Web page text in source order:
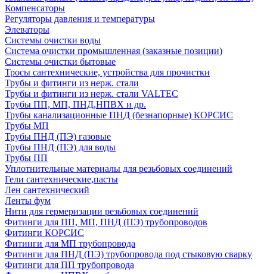
Компенсаторы
Регуляторы давления и температуры
Элеваторы
Системы очистки воды
Система очистки промышленная (заказные позиции)
Системы очистки бытовые
Тросы сантехнические, устройства для прочистки
Трубы и фитинги из нерж. стали
Трубы и фитинги из нерж. стали VALTEC
Трубы ПП, МП, ПНД,НПВХ и др.
Трубы канализационные ПНД (безнапорные) КОРСИС
Трубы МП
Трубы ПНД (ПЭ) газовые
Трубы ПНД (ПЭ) для воды
Трубы ПП
Уплотнительные материалы для резьбовых соединений
Гели сантехнические,пасты
Лен сантехнический
Ленты фум
Нити для гермеризации резьбовых соединений
Фитинги для ПП, МП, ПНД (ПЭ) трубопроводов
Фитинги КОРСИС
Фитинги для МП трубопровода
Фитинги для ПНД (ПЭ) трубопровода под стыковую сварку
Фитинги для ПП трубопровода